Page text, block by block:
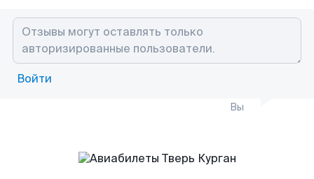
Войти
Вы